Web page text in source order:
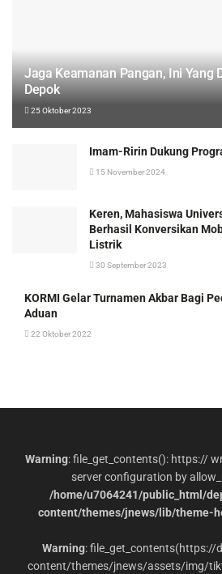
Jaga Keamanan Pangan, Ini Yang
Depok
25 Oktober 2023
Imam-Ririn Dukung
15 November 2024
Keren, Mahasiswa
Berhasil Konversikan
Listrik
30 September 2023
KORMI Gelar Turnamen Akbar Bagi
Aduan
22 Oktober 2022
Warning: file_get_contents(): https://
server configuration by
/home/u7064241/public_html/
content/themes/jnews/lib/theme-
Warning: file_get_contents(https://
content/themes/jnews/assets/img/